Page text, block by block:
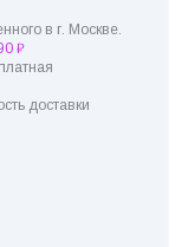
в г. Москве.
₽
доставки